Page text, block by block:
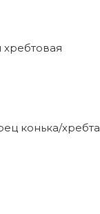
хребтовая
конька/хребта